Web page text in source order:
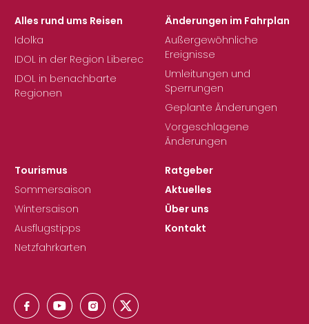
Alles rund ums Reisen
Idolka
IDOL in der Region Liberec
IDOL in benachbarte
Regionen
Änderungen im Fahrplan
Außergewöhnliche
Ereignisse
Umleitungen und
Sperrungen
Geplante Änderungen
Vorgeschlagene
Änderungen
Tourismus
Sommersaison
Wintersaison
Ausflugstipps
Netzfahrkarten
Ratgeber
Aktuelles
Über uns
Kontakt